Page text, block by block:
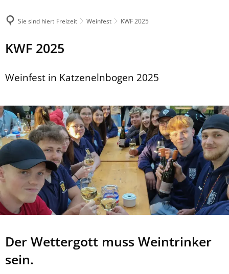
Sie sind hier: Freizeit Weinfest KWF 2025
KWF 2025
Weinfest in Katzenelnbogen 2025
Der Wettergott muss Weintrinker
sein.